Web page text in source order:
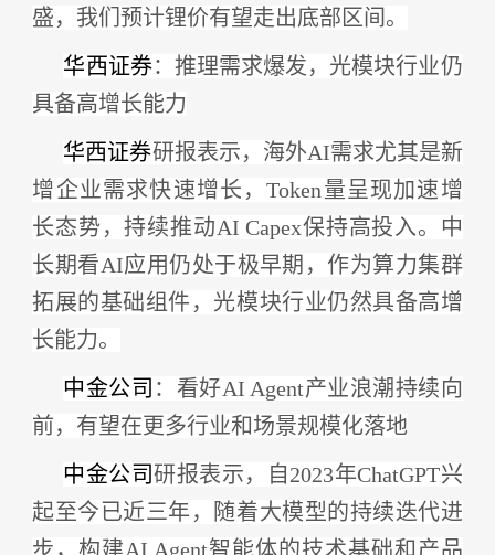
盛，我们预计锂价有望走出底部区间。
华西证券：推理需求爆发，光模块行业仍
具备高增长能力
华西证券研报表示，海外AI需求尤其是新
增企业需求快速增长，Token量呈现加速增
长态势，持续推动AI Capex保持高投入。中
长期看AI应用仍处于极早期，作为算力集群
拓展的基础组件，光模块行业仍然具备高增
长能力。
中金公司 ：看好AI Agent产业浪潮持续向
前，有望在更多行业和场景规模化落地
中金公司研报表示，自 2023年ChatGPT兴
起至今已近三年，随着大模型的持续迭代进
步，构建AI Agent智能体的技术基础和产品